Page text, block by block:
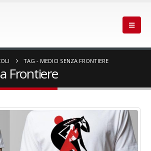
TAG - MEDICI SENZA FRONTIERE
Frontiere